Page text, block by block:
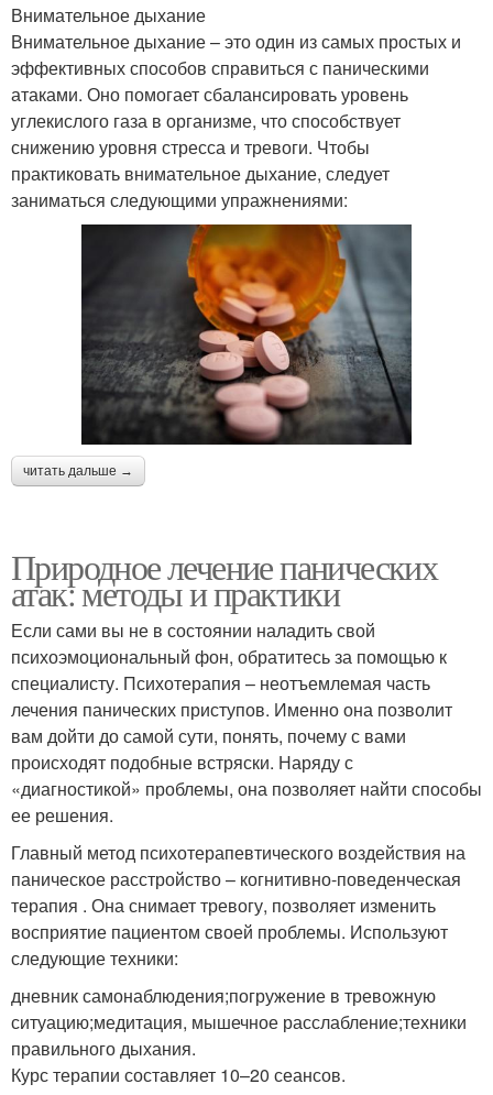
Внимательное дыхание
Внимательное дыхание – это один из самых простых и
эффективных способов справиться с паническими
атаками. Оно помогает сбалансировать уровень
углекислого газа в организме, что способствует
снижению уровня стресса и тревоги. Чтобы
практиковать внимательное дыхание, следует
заниматься следующими упражнениями:
читать дальше →
Природное лечение панических
атак: методы и практики
Если сами вы не в состоянии наладить свой
психоэмоциональный фон, обратитесь за помощью к
специалисту. Психотерапия – неотъемлемая часть
лечения панических приступов. Именно она позволит
вам дойти до самой сути, понять, почему с вами
происходят подобные встряски. Наряду с
«диагностикой» проблемы, она позволяет найти способы
ее решения.
Главный метод психотерапевтического воздействия на
паническое расстройство – когнитивно-поведенческая
терапия . Она снимает тревогу, позволяет изменить
восприятие пациентом своей проблемы. Используют
следующие техники:
дневник самонаблюдения;погружение в тревожную
ситуацию;медитация, мышечное расслабление;техники
правильного дыхания.
Курс терапии составляет 10–20 сеансов.